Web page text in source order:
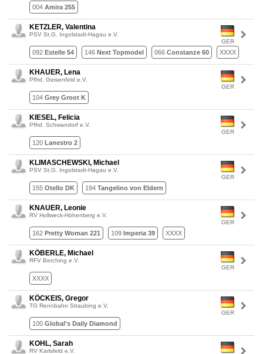
004 Amira 255
GER
KETZLER, Valentina
PSV St.G. Ingolstadt-Hagau e.V.
092 Estelle 54 146 Next Topmodel 066 Constanze 60 XXXX
GER
KHAUER, Lena
Pffrd. Geisenfeld e.V.
104 Grey Groot K
GER
KIESEL, Felicia
Pffrd. Schwandorf e.V.
120 Lanestro 2
GER
KLIMASCHEWSKI, Michael
PSV St.G. Ingolstadt-Hagau e.V.
155 Otello DK 194 Tangelino von Eldern
GER
KNAUER, Leonie
RV Hollweck-Höhenberg e.V.
162 Pretty Woman 221 109 Imperia 39 XXXX
GER
KÖBERLE, Michael
RFV Berching e.V.
XXXX
GER
KÖCKEIS, Gregor
TG Rennbahn Straubing e.V.
100 Global's Daily Diamond
KOHL, Sarah
RV Karlsfeld e.V.